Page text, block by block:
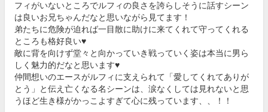
フィがいないところでルフィの良さを誇らしそうに話すシーン
は良いお兄ちゃんだなと思いながら見てます！
弟たちに危険が迫れば一目散に助けに来てくれて守ってくれる
ところも格好良い♥
敵に背を向けず堂々と向かっていき戦っていく姿は本当に男ら
しく魅力的だなと思います♥
仲間想いのエースがルフィに支えられて「愛してくれてありが
とう」と伝え亡くなる名シーンは、涙なくしては見れないと思
うほど生き様がかっこよすぎて心に残っています、、！！